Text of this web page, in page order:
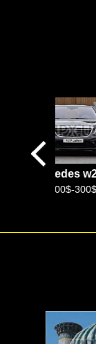
w222s